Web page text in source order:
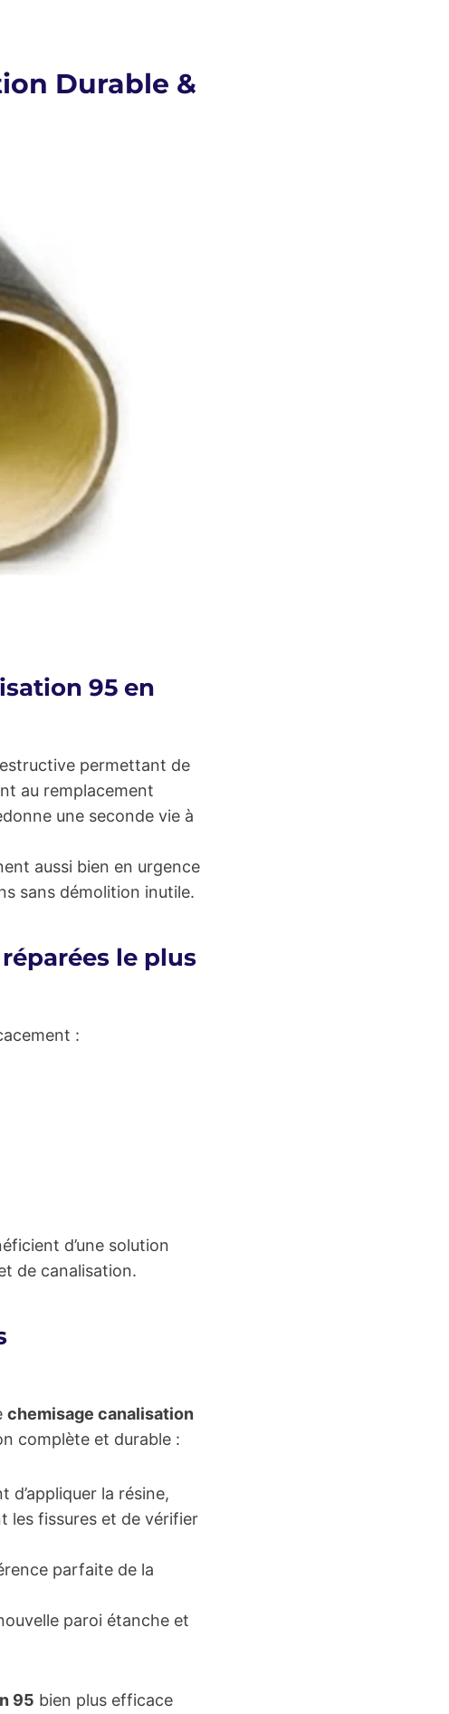
Durable &
95 en
permettant de
au remplacement
une seconde vie à
aussi bien en urgence
sans démolition inutile.
le plus
:
d’une solution
de canalisation.
chemisage canalisation
complète et durable :
la résine,
les fissures et de vérifier
parfaite de la
paroi étanche et
95 bien plus efficace